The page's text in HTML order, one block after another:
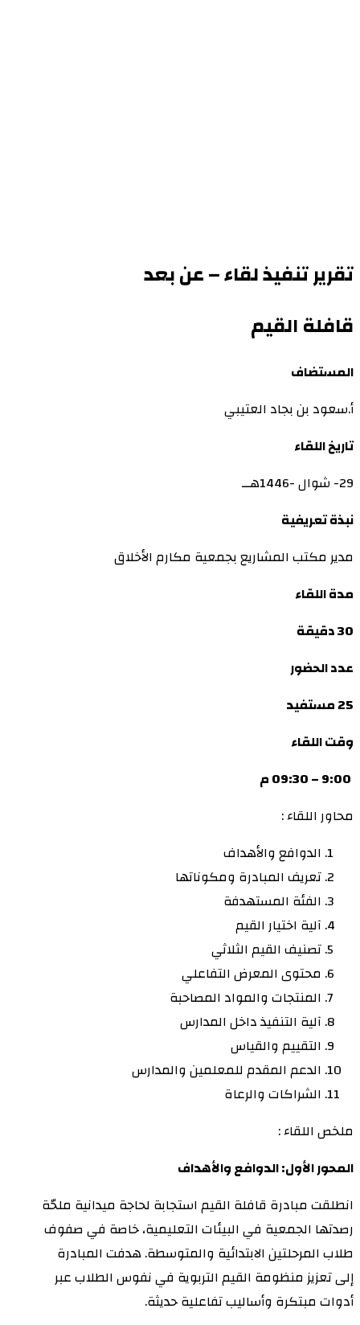
تقرير تنفيذ لقاء – عن بعد
قافلة القيم
المستضاف
أ.سعود بن بجاد العتيبي
تاريخ اللقاء
29- شوال -1446هــ
نبذة تعريفية
مدير مكتب المشاريع بجمعية مكارم الأخلاق
مدة اللقاء
30 دقيقة
عدد الحضور
25 مستفيد
وقت اللقاء
محاور اللقاء :
الدوافع والأهداف
تعريف المبادرة ومكوناتها
الفئة المستهدفة
آلية اختيار القيم
تصنيف القيم الثلاثي
محتوى المعرض التفاعلي
المنتجات والمواد المصاحبة
آلية التنفيذ داخل المدارس
التقييم والقياس
الدعم المقدم للمعلمين والمدارس
الشراكات والرعاة
ملخص اللقاء :
المحور الأول: الدوافع والأهداف
انطلقت مبادرة قافلة القيم استجابة لحاجة ميدانية ملحّة
رصدتها الجمعية في البيئات التعليمية، خاصة في صفوف
طلاب المرحلتين الابتدائية والمتوسطة. هدفت المبادرة
إلى تعزيز منظومة القيم التربوية في نفوس الطلاب عبر
أدوات مبتكرة وأساليب تفاعلية حديثة.